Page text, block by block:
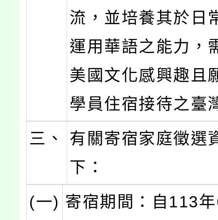
流，並培養其於日
運用華語之能力，
美國文化感興趣且
學員住宿接待之臺
三、
有關寄宿家庭徵選
下：
(一) 寄宿期間：自113